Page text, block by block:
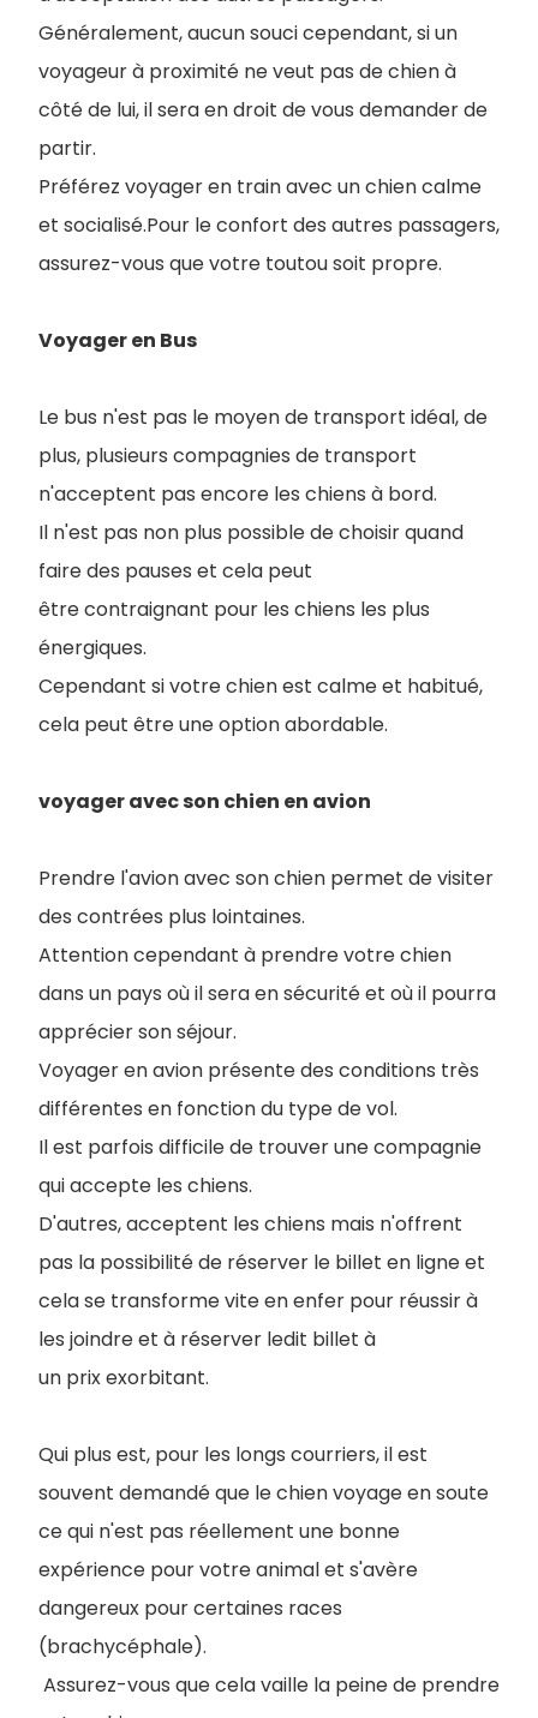
Généralement, aucun souci cependant, si un
voyageur à proximité ne veut pas de chien à
côté de lui, il sera en droit de vous demander de
partir.
Préférez voyager en train avec un chien calme
et socialisé.Pour le confort des autres passagers,
assurez-vous que votre toutou soit propre.
Voyager en Bus
Le bus n'est pas le moyen de transport idéal, de
plus, plusieurs compagnies de transport
n'acceptent pas encore les chiens à bord.
Il n'est pas non plus possible de choisir quand
faire des pauses et cela peut
être contraignant pour les chiens les plus
énergiques.
Cependant si votre chien est calme et habitué,
cela peut être une option abordable.
voyager avec son chien en avion
Prendre l'avion avec son chien permet de visiter
des contrées plus lointaines.
Attention cependant à prendre votre chien
dans un pays où il sera en sécurité et où il pourra
apprécier son séjour.
Voyager en avion présente des conditions très
différentes en fonction du type de vol.
Il est parfois difficile de trouver une compagnie
qui accepte les chiens.
D'autres, acceptent les chiens mais n'offrent
pas la possibilité de réserver le billet en ligne et
cela se transforme vite en enfer pour réussir à
les joindre et à réserver ledit billet à
un prix exorbitant.
Qui plus est, pour les longs courriers, il est
souvent demandé que le chien voyage en soute
ce qui n'est pas réellement une bonne
expérience pour votre animal et s'avère
dangereux pour certaines races
(brachycéphale).
Assurez-vous que cela vaille la peine de prendre